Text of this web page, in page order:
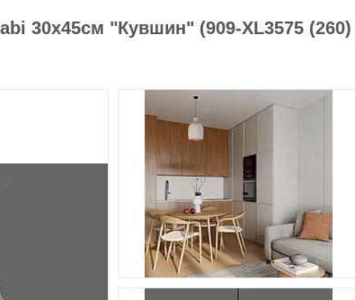
30х45см "Кувшин" (909-XL3575 (260)